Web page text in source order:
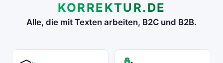
KORREKTUR.DE
Alle, die mit Texten arbeiten, B2C und B2B.